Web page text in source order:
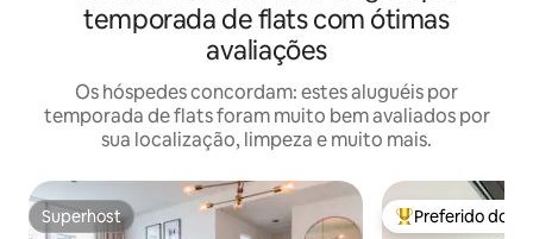
temporada de flats com ótimas
avaliações
Os hóspedes concordam: estes aluguéis por
temporada de flats foram muito bem avaliados por
sua localização, limpeza e muito mais.
Superhost
Superhost Entre os
Preferido dos